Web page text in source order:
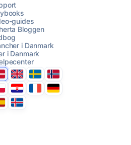
Chat with us
guides
Bloggen
i Danmark
i Danmark
United Kingdom
SverigeNorge
HrvatskaFranceDeutschland
Ísland